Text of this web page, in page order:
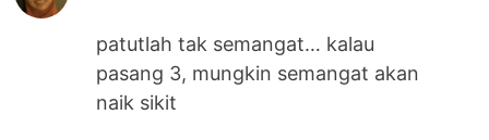
patutlah tak semangat… kalau
pasang 3, mungkin semangat akan
naik sikit